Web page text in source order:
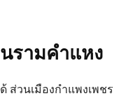
รามคำแหง
ส่วนเมืองกำแพงเพชร